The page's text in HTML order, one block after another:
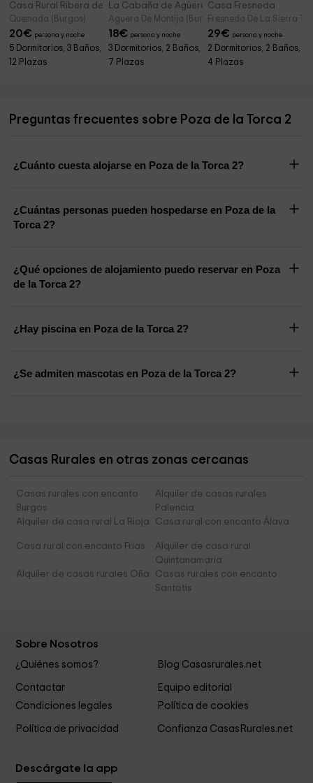
Casa Rural Ribera del Duero
Quemada (Burgos)
20€ persona y noche
5 Dormitorios, 3 Baños,
12 Plazas
La Cabaña de Agüera
Aguera De Montija (Burgos)
18€ persona y noche
3 Dormitorios, 2 Baños,
7 Plazas
Casa Fresneda
Fresneda De La Sierra
29€ persona y noche
2 Dormitorios, 2 Baños,
4 Plazas
Preguntas frecuentes sobre Poza de la Torca 2
¿Cuánto cuesta alojarse en Poza de la Torca 2?
¿Cuántas personas pueden hospedarse en Poza de la
Torca 2?
¿Qué opciones de alojamiento puedo reservar en Poza
de la Torca 2?
¿Hay piscina en Poza de la Torca 2?
¿Se admiten mascotas en Poza de la Torca 2?
Casas Rurales en otras zonas cercanas
Casas rurales con encanto
Burgos
Alquiler de casas rurales
Palencia
Alquiler de casa rural La Rioja
Casa rural con encanto Álava
Casa rural con encanto Frias
Alquiler de casa rural
Quintanamaria
Alquiler de casas rurales Oña
Casas rurales con encanto
Santotis
Sobre Nosotros
¿Quiénes somos? Blog Casasrurales.net
Contactar
Equipo editorial
Condiciones legales
Política de cookies
Política de privacidad Confianza CasasRurales.net
Descárgate la app